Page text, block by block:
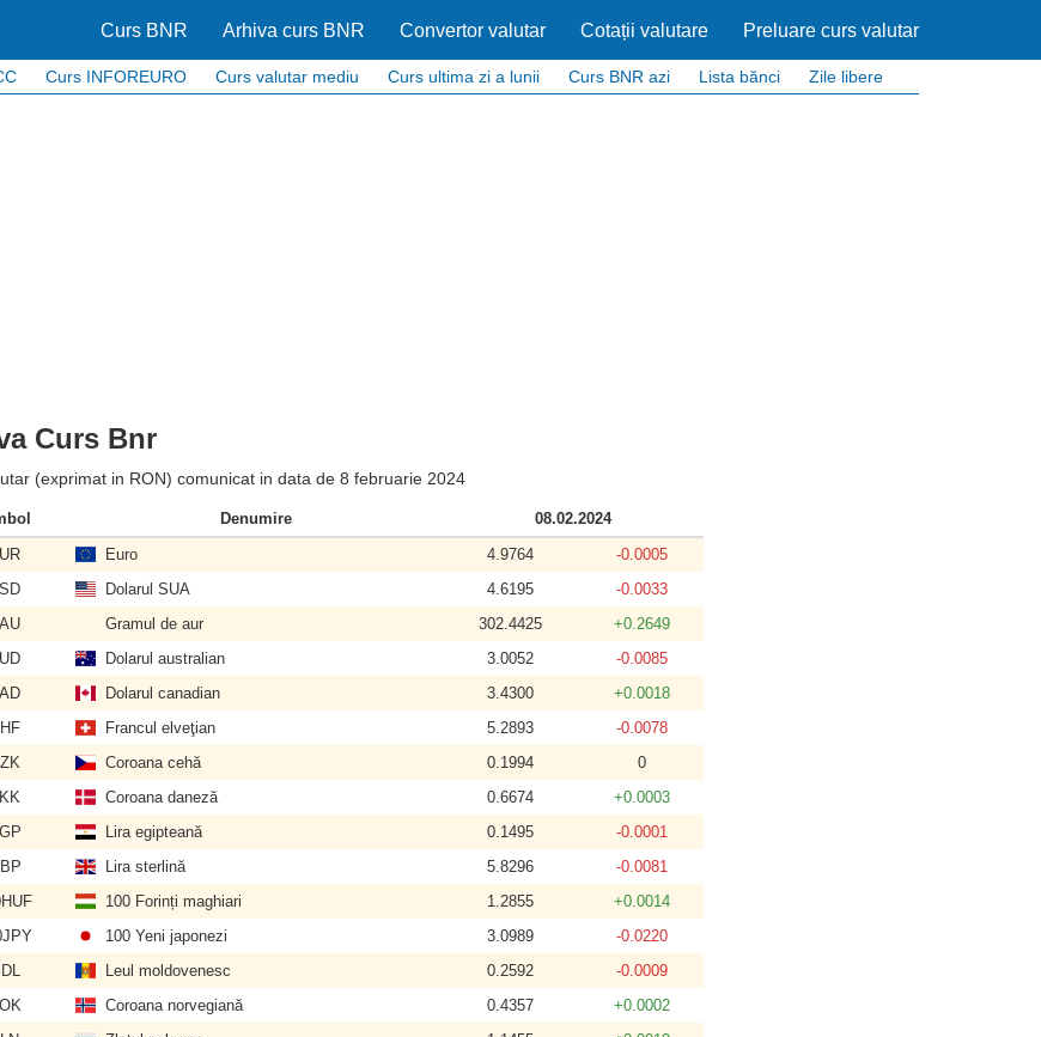
Curs BNR Arhiva curs BNR Convertor valutar Cotații valutare Preluare curs valutar
Curs INFOREURO Curs valutar mediu Curs ultima zi a lunii Curs BNR azi Lista bănci Zile libere
Curs Bnr
(exprimat in RON) comunicat in data de 8 februarie 2024
Denumire
08.02.2024
Euro 4.9764
-0.0005
Dolarul SUA 4.6195
-0.0033
Gramul de aur 302.4425
+0.2649
Dolarul australian 3.0052
-0.0085
Dolarul canadian 3.4300
+0.0018
Francul elveţian 5.2893
-0.0078
Coroana cehă 0.1994
0
Coroana daneză 0.6674
+0.0003
Lira egipteană 0.1495
-0.0001
Lira sterlină 5.8296
-0.0081
100 Forinți maghiari 1.2855
+0.0014
100 Yeni japonezi 3.0989
-0.0220
Leul moldovenesc 0.2592
-0.0009
Coroana norvegiană 0.4357
+0.0002